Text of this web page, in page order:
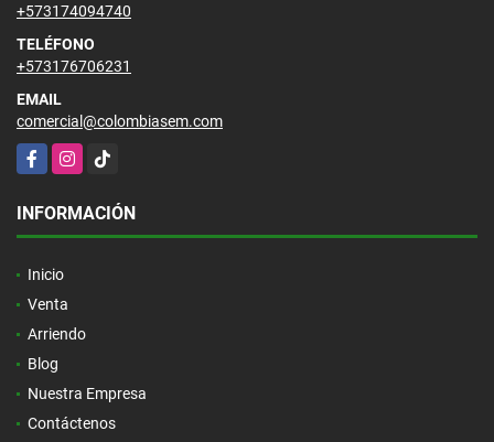
+573174094740
TELÉFONO
+573176706231
EMAIL
comercial@colombiasem.com
FacebookInstagram
TikTok
INFORMACIÓN
Inicio
Venta
Arriendo
Blog
Nuestra Empresa
Contáctenos